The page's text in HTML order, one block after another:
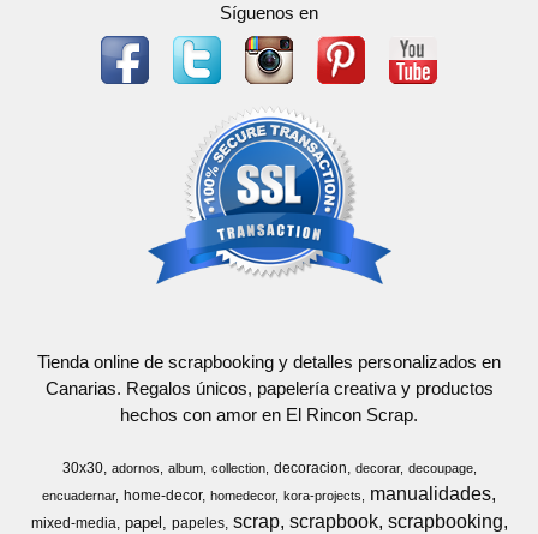
Síguenos en
Tienda online de scrapbooking y detalles personalizados en
Canarias. Regalos únicos, papelería creativa y productos
hechos con amor en El Rincon Scrap.
30x30 adornos album collection decoracion decorar
decoupage
encuadernar
home-decor homedecor kora-projects manualidades
mixed-media papel papeles scrap scrapbook scrapbooking